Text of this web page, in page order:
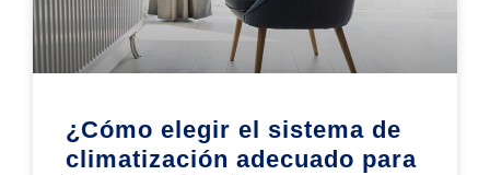
¿Cómo elegir el sistema de
climatización adecuado para